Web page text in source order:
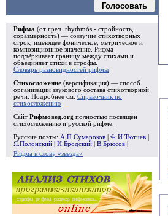
Голосовать
Рифма (от греч. rhythmós - стройность,
соразмерность) — созвучие стихотворных
строк, имеющее фоническое, метрическое и
композиционное значение. Рифма
подчёркивает границу между стихами и
объединяет стихи в строфы
Словарь разновидностей рифмы
Стихосложение (версификация) — способ
организации звукового состава стихотворной
речи. Подробнее см. Справочник по
стихосложению
Сайт Рифмовед.org полностью посвящён
стихосложению и русской рифме.
Русские поэты: А.П.Сумароков Ф.И.Тютчев
Я.Полонский
И.Бродский В.Брюсов
Рифма к слову «звезда»